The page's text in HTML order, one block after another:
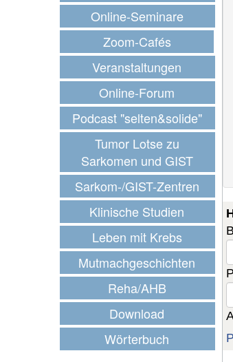
Online-Seminare
Zoom-Cafés
Veranstaltungen
Online-Forum
Podcast "selten&solide"
Tumor Lotse zu
Sarkomen und GIST
Sarkom-/GIST-Zentren
Klinische Studien
Leben mit Krebs
Mutmachgeschichten
Reha/AHB
Download
Wörterbuch